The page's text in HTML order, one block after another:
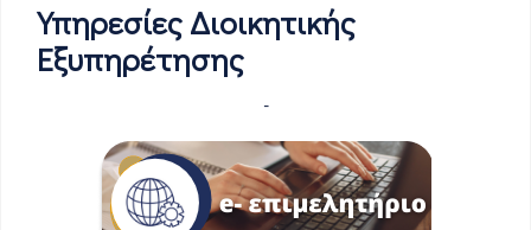
Υπηρεσίες Διοικητικής
Εξυπηρέτησης
-